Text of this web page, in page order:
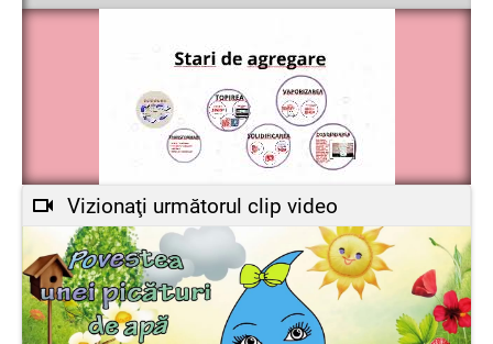
Vizionaţi următorul clip video